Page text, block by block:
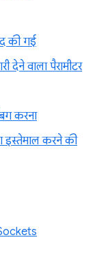
की गई
वाला पैरामीटर
करना
इस्तेमाल करने की